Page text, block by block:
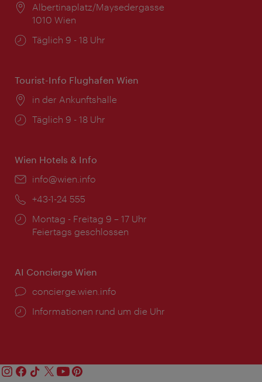
Ort:
Albertinaplatz/Maysedergasse
1010 Wien
Öffnungszeiten:
Täglich 9 - 18 Uhr
Tourist-Info Flughafen Wien
Ort:
in der Ankunftshalle
Öffnungszeiten:
Täglich 9 - 18 Uhr
Wien Hotels & Info
Email:
info@wien.info
Telefon:
+43-1-24 555
Öffnungszeiten:
Montag - Freitag 9 – 17 Uhr
Feiertags geschlossen
AI Concierge Wien
Ort:
concierge.wien.info
Öffnungszeiten:
Informationen rund um die Uhr